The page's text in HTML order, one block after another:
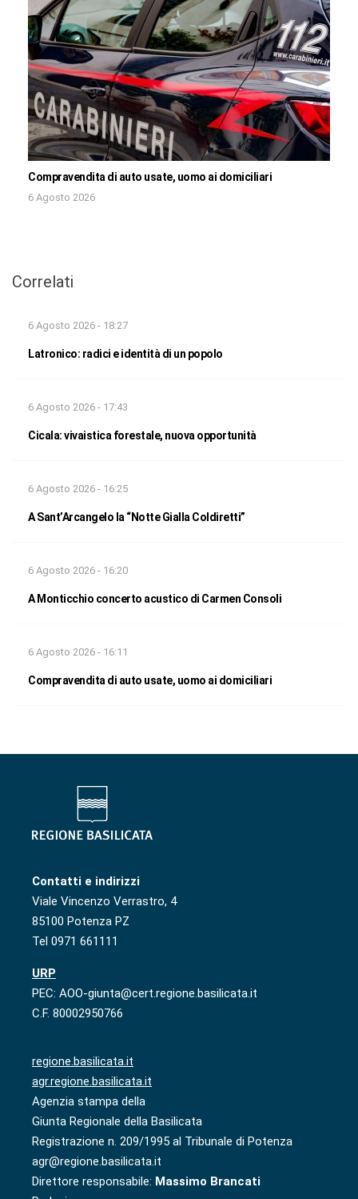
Compravendita di auto usate, uomo ai domiciliari
6 Agosto 2026
Correlati
6 Agosto 2026 - 18:27
Latronico: radici e identità di un popolo
6 Agosto 2026 - 17:43
Cicala: vivaistica forestale, nuova opportunità
6 Agosto 2026 - 16:25
A Sant’Arcangelo la “Notte Gialla Coldiretti”
6 Agosto 2026 - 16:20
A Monticchio concerto acustico di Carmen Consoli
6 Agosto 2026 - 16:11
Compravendita di auto usate, uomo ai domiciliari
Contatti e indirizzi
Viale Vincenzo Verrastro, 4
85100 Potenza PZ
Tel 0971 661111
URP
PEC: AOO-giunta@cert.regione.basilicata.it
C.F. 80002950766
regione.basilicata.it
agr.regione.basilicata.it
Agenzia stampa della
Giunta Regionale della Basilicata
Registrazione n. 209/1995 al Tribunale di Potenza
agr@regione.basilicata.it
Direttore responsabile: Massimo Brancati